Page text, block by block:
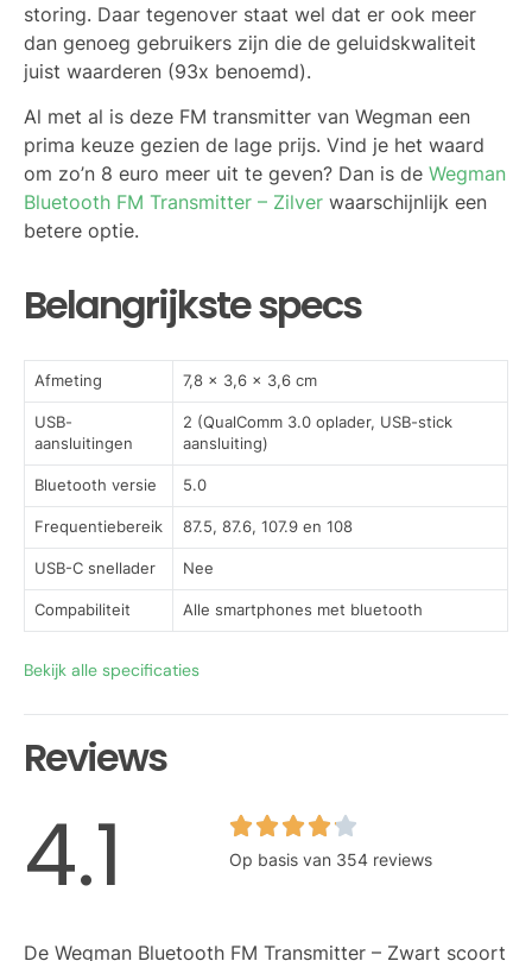
storing. Daar tegenover staat wel dat er ook meer
dan genoeg gebruikers zijn die de geluidskwaliteit
juist waarderen (93x benoemd).
Al met al is deze FM transmitter van Wegman een
prima keuze gezien de lage prijs. Vind je het waard
om zo’n 8 euro meer uit te geven? Dan is de Wegman
Bluetooth FM Transmitter – Zilver waarschijnlijk een
betere optie.
Belangrijkste specs
Afmeting 7,8 x 3,6 x 3,6 cm
USB-
aansluitingen
2 (QualComm 3.0 oplader, USB-stick
aansluiting)
Bluetooth versie 5.0
Frequentiebereik 87.5, 87.6, 107.9 en 108
USB-C snellader Nee
Compabiliteit Alle smartphones met bluetooth
Bekijk alle specificaties
Reviews
4.1 Op basis van 354 reviews
De Wegman Bluetooth FM Transmitter – Zwart scoort